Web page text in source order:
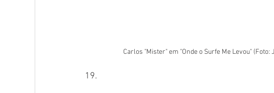
Carlos "Mister" em "Onde o Surfe Me Levou" (Foto:
19.